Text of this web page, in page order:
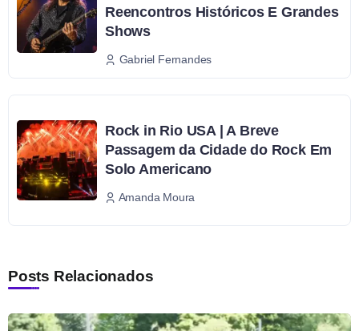
Reencontros Históricos E Grandes
Shows
Gabriel Fernandes
Rock in Rio USA | A Breve
Passagem da Cidade do Rock Em
Solo Americano
Amanda Moura
Posts Relacionados